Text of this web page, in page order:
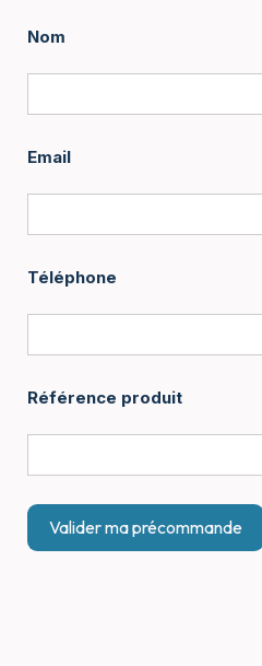
Nom
Email
Téléphone
Référence produit